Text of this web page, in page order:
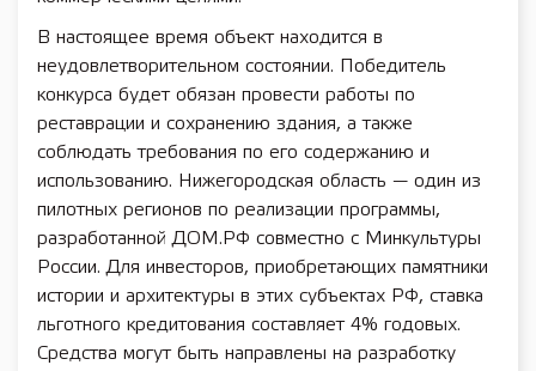
В настоящее время объект находится в
неудовлетворительном состоянии. Победитель
конкурса будет обязан провести работы по
реставрации и сохранению здания, а также
соблюдать требования по его содержанию и
использованию. Нижегородская область — один из
пилотных регионов по реализации программы,
разработанной ДОМ.РФ совместно с Минкультуры
России. Для инвесторов, приобретающих памятники
истории и архитектуры в этих субъектах РФ, ставка
льготного кредитования составляет 4% годовых.
Средства могут быть направлены на разработку